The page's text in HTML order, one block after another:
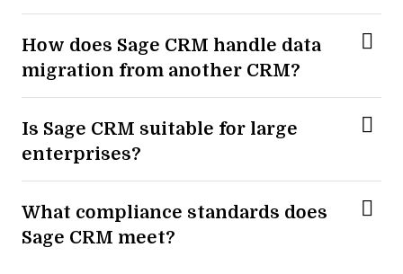
How does Sage CRM handle data
migration from another CRM?
Is Sage CRM suitable for large
enterprises?
What compliance standards does
Sage CRM meet?